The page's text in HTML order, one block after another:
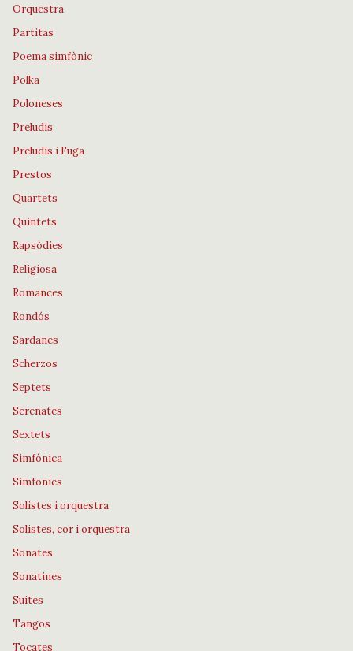
Orquestra
Partitas
Poema simfònic
Polka
Poloneses
Preludis
Preludis i Fuga
Prestos
Quartets
Quintets
Rapsòdies
Religiosa
Romances
Rondós
Sardanes
Scherzos
Septets
Serenates
Sextets
Simfònica
Simfonies
Solistes i orquestra
Solistes, cor i orquestra
Sonates
Sonatines
Suites
Tangos
Tocates